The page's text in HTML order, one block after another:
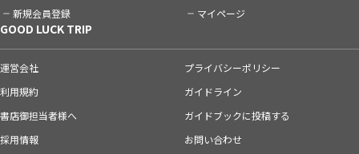
新規会員登録 マイページ
GOOD LUCK TRIP
運営会社
プライバシーポリシー
利用規約
ガイドライン
書店御担当者様へ
ガイドブックに投稿する
採用情報
お問い合わせ